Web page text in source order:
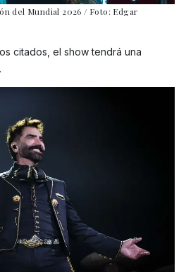
del Mundial 2026 / Foto: Edgar
citados, el show tendrá una
.